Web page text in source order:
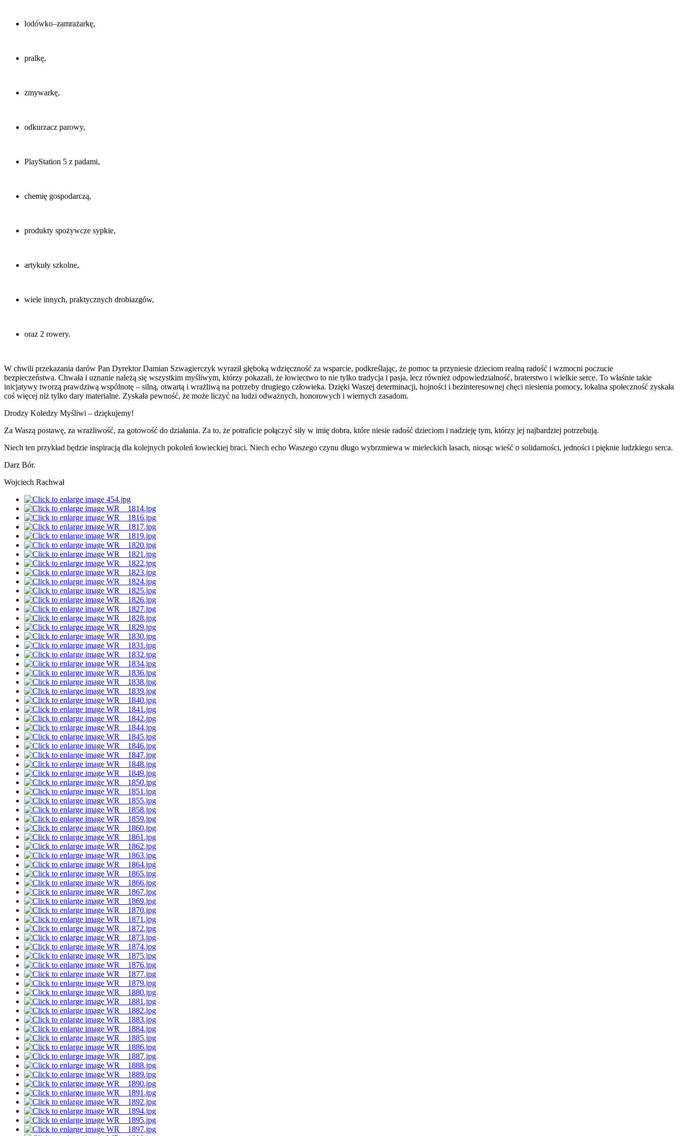
lodówko–zamrażarkę,
pralkę,
zmywarkę,
odkurzacz parowy,
PlayStation 5 z padami,
chemię gospodarczą,
produkty spożywcze sypkie,
artykuły szkolne,
wiele innych, praktycznych drobiazgów,
oraz 2 rowery.
W chwili przekazania darów Pan DyrektorDamian Szwagierczyk wyraził głęboką wdzięczność za wsparcie, podkreślając, że pomoc ta przyniesie dzieciom realną radość i wzmocni poczucie
bezpieczeństwa. Chwała i uznanie należą się wszystkim myśliwym, którzy pokazali, że łowiectwo to nie tylko tradycja i pasja, lecz również odpowiedzialność, braterstwo i wielkie serce. To właśnie takie
inicjatywy tworzą prawdziwą wspólnotę – silną, otwartą i wrażliwą na potrzeby drugiego człowieka. Dzięki Waszej determinacji, hojności i bezinteresownej chęci niesienia pomocy, lokalna społeczność zyskała
coś więcej niż tylko dary materialne. Zyskała pewność, że może liczyć na ludzi odważnych, honorowych i wiernych zasadom.
Drodzy Koledzy Myśliwi – dziękujemy!
Za Waszą postawę, za wrażliwość, za gotowość do działania. Za to, że potraficie połączyć siły w imię dobra, które niesie radość dzieciom i nadzieję tym, którzy jej najbardziej potrzebują.
Niech ten przykład będzie inspiracją dla kolejnych pokoleń łowieckiej braci. Niech echo Waszego czynu długo wybrzmiewa w mieleckich lasach, niosąc wieść o solidarności, jedności i pięknie ludzkiego serca.
Darz Bór.
Wojciech Rachwał